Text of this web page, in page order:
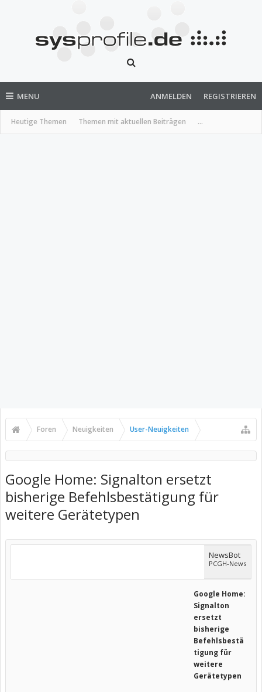
MENU
Heutige Themen Themen mit aktuellen Beiträgen ...
ANMELDEN REGISTRIEREN
Foren Neuigkeiten User-Neuigkeiten
Google Home: Signalton ersetzt
bisherige Befehlsbestätigung für
weitere Gerätetypen
NewsBot
PCGH-News
Google Home:
Signalton
ersetzt
bisherige
Befehlsbestä
tigung für
weitere
Gerätetypen